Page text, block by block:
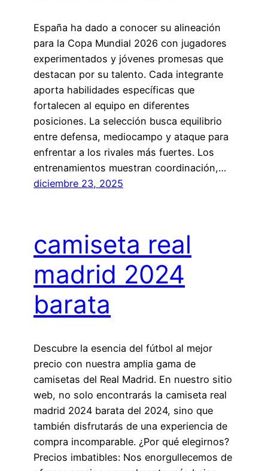
España ha dado a conocer su alineación
para la Copa Mundial 2026 con jugadores
experimentados y jóvenes promesas que
destacan por su talento. Cada integrante
aporta habilidades específicas que
fortalecen al equipo en diferentes
posiciones. La selección busca equilibrio
entre defensa, mediocampo y ataque para
enfrentar a los rivales más fuertes. Los
entrenamientos muestran coordinación,…
diciembre 23, 2025
camiseta real
madrid 2024
barata
Descubre la esencia del fútbol al mejor
precio con nuestra amplia gama de
camisetas del Real Madrid. En nuestro sitio
web, no solo encontrarás la camiseta real
madrid 2024 barata del 2024, sino que
también disfrutarás de una experiencia de
compra incomparable. ¿Por qué elegirnos?
Precios imbatibles: Nos enorgullecemos de